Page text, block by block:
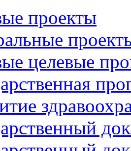
проекты
целевые